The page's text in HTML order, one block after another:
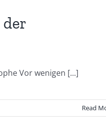
Vor wenigen [...]
Read